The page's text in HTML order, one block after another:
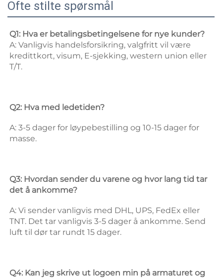
Ofte stilte spørsmål
Q1: Hva er betalingsbetingelsene for nye kunder?
A: Vanligvis handelsforsikring, valgfritt vil være
kredittkort, visum, E-sjekking, western union eller
T/T.
Q2: Hva med ledetiden?
A: 3-5 dager for løypebestilling og 10-15 dager for
masse.
Q3: Hvordan sender du varene og hvor lang tid tar
det å ankomme?
A: Vi sender vanligvis med DHL, UPS, FedEx eller
TNT. Det tar vanligvis 3-5 dager å ankomme. Send
luft til dør tar rundt 15 dager.
Q4: Kan jeg skrive ut logoen min på armaturet og